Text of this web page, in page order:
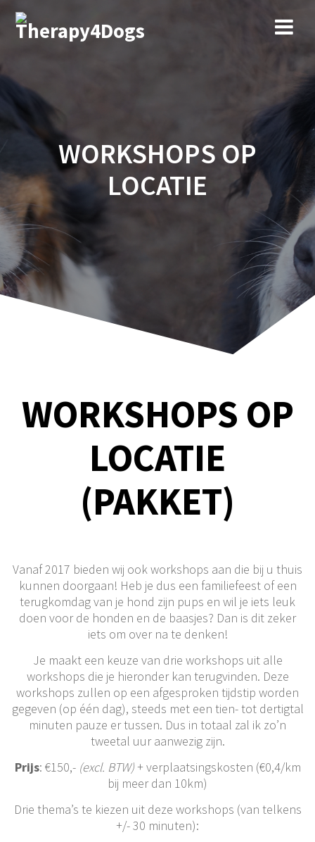
WORKSHOPS OP
LOCATIE
WORKSHOPS OP
LOCATIE
(PAKKET)
Vanaf 2017 bieden wij ook workshops aan die bij u thuis
kunnen doorgaan! Heb je dus een familiefeest of een
terugkomdag van je hond zijn pups en wil je iets leuk
doen voor de honden en de baasjes? Dan is dit zeker
iets om over na te denken!
Je maakt een keuze van drie workshops uit alle
workshops die je hieronder kan terugvinden. Deze
workshops zullen op een afgesproken tijdstip worden
gegeven (op één dag), steeds met een tien- tot dertigtal
minuten pauze er tussen. Dus in totaal zal ik zo’n
tweetal uur aanwezig zijn.
Prijs: €150,- (excl. BTW)+ verplaatsingskosten (€0,4/km
bij meer dan 10km)
Drie thema’s te kiezen uit deze workshops (van telkens
+/- 30 minuten):